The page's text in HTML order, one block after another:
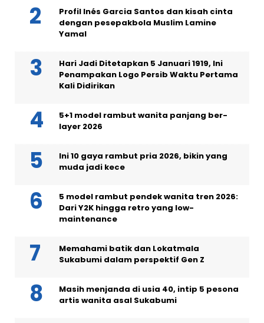
Profil Inés Garcia Santos dan kisah cinta
dengan pesepakbola Muslim Lamine
Yamal
Hari Jadi Ditetapkan 5 Januari 1919, Ini
Penampakan Logo Persib Waktu Pertama
Kali Didirikan
5+1 model rambut wanita panjang ber-
layer 2026
Ini 10 gaya rambut pria 2026, bikin yang
muda jadi kece
5 model rambut pendek wanita tren 2026:
Dari Y2K hingga retro yang low-
maintenance
Memahami batik dan Lokatmala
Sukabumi dalam perspektif Gen Z
Masih menjanda di usia 40, intip 5 pesona
artis wanita asal Sukabumi